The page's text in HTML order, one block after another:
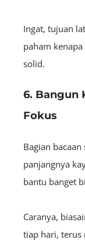
Ingat, tujuan
paham
solid.
6. Bangun
Fokus
Bagian
panjangnya
bantu banget
Caranya,
tiap hari, terus